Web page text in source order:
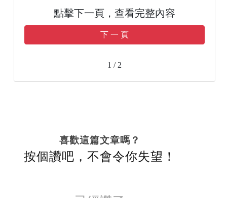
點擊下一頁，查看完整內容
下 一 頁
1 / 2
喜歡這篇文章嗎？
按個讚吧，不會令你失望！